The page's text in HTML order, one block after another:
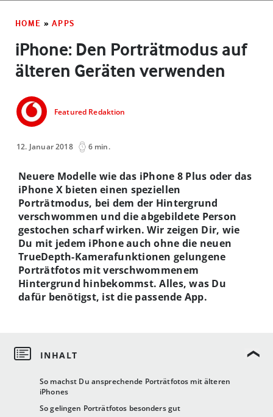
HOME » APPS
iPhone: Den Porträtmodus auf
älteren Geräten verwenden
Featured Redaktion
12. Januar 2018 6 min.
So machst Du ansprechende Porträtfotos mit älteren
iPhones
So gelingen Porträtfotos besonders gut
Neuere Modelle wie das iPhone 8 Plus oder das
iPhone X bieten einen speziellen
Porträtmodus, bei dem der Hintergrund
verschwommen und die abgebildete Person
gestochen scharf wirken. Wir zeigen Dir, wie
Du mit jedem iPhone auch ohne die neuen
TrueDepth-Kamerafunktionen gelungene
Porträtfotos mit verschwommenem
Hintergrund hinbekommst. Alles, was Du
dafür benötigst, ist die passende App.